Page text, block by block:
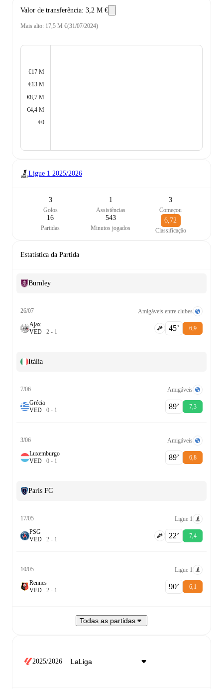
Valor de transferência: 3,2 M €
Mais alto: 17,5 M €(31/07/2024)
€17 M
€13 M
€8,7 M
€4,4 M
€0
Ligue 1 2025/2026
3
Golos
1
Assistências
3
Começou
16
Partidas
543
Minutos jogados
6,72
Classificação
Estatística da Partida
Burnley
26/07
Amigáveis entre clubes
Ajax
VED 2 - 1 45‎’‎ 6,9
Itália
7/06
Amigáveis
Grécia
VED 0 - 1 89‎’‎ 7,3
3/06
Amigáveis
Luxemburgo
VED 0 - 1 89‎’‎ 6,8
Paris FC
17/05
Ligue 1
PSG
VED 2 - 1 22‎’‎ 7,4
10/05
Ligue 1
Rennes
VED 2 - 1 90‎’‎ 6,1
Todas as partidas
2025/2026